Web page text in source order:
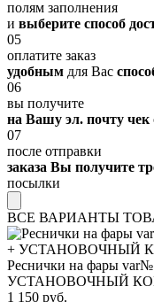
полям заполнения
и выберите способ
05
оплатите заказ
удобным для Вас
06
вы получите
на Вашу эл. почту чек
07
после отправки
заказа Вы получите
посылки
ВСЕ ВАРИАНТЫ
Реснички на фары
УСТАНОВОЧНЫЙ
1 150 руб.